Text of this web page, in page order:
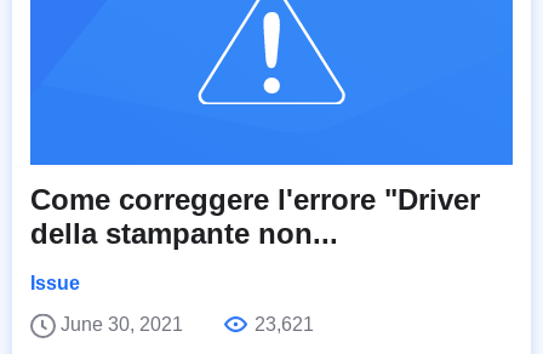
Come correggere l'errore "Driver
della stampante non...
Issue
June 30, 2021
23,621